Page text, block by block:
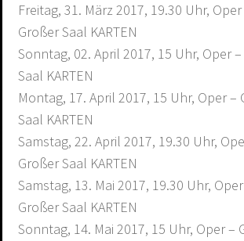
Freitag, 31. März 2017, 19.30 Uhr, Oper
Großer Saal KARTEN
Sonntag, 02. April 2017, 15 Uhr, Oper
Saal KARTEN
Montag, 17. April 2017, 15 Uhr, Oper –
Saal KARTEN
Samstag, 22. April 2017, 19.30 Uhr,
Großer Saal KARTEN
Samstag, 13. Mai 2017, 19.30 Uhr,
Großer Saal KARTEN
Sonntag, 14. Mai 2017, 15 Uhr, Oper –